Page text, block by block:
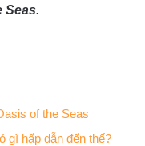
Seas.
of the Seas
gì hấp dẫn đến thế?